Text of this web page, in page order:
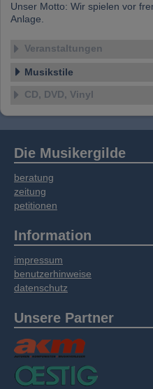
Dienste gesammelt
Unser Motto: Wir spielen vor
Anlage.
Veranstaltungen
Musikstile
CD, DVD, Vinyl
Die Musikergilde
beratung
zeitung
petitionen
Information
impressum
benutzerhinweise
datenschutz
Unsere Partner